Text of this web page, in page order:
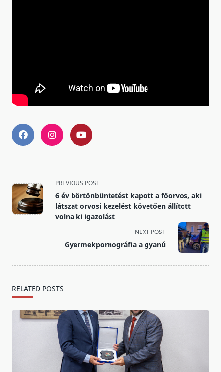
<span
class="nav-
subtitle
screen-
text">Page</span>
PREVIOUS POST
6 év börtönbüntetést kapott a főorvos, aki
látszat orvosi kezelést követően állított
volna ki igazolást
NEXT POST
Gyermekpornográfia a gyanú
RELATED POSTS